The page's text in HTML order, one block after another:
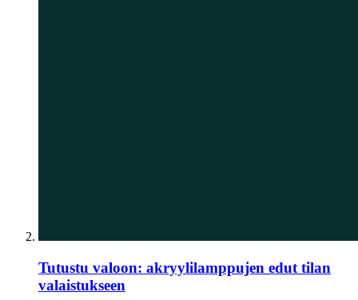
Tutustu valoon: akryylilamppujen edut tilan
valaistukseen